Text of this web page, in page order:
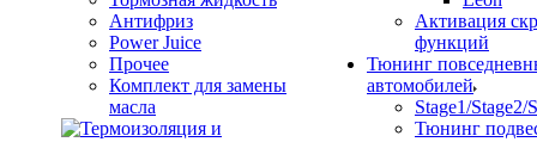
Антифриз
Power Juice
Прочее
Комплект для замены
масла
Активация
функций
Тюнинг
автомобилей
Stage1/Stage2/
Тюнинг